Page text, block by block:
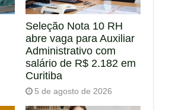
Seleção Nota 10 RH
abre vaga para Auxiliar
Administrativo com
salário de R$ 2.182 em
Curitiba
5 de agosto de 2026